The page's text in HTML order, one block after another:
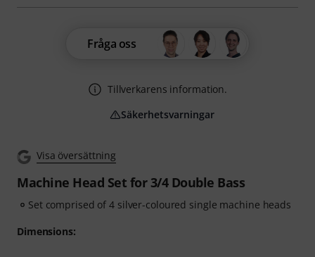
Visa översättning
Machine Head Set for 3/4 Double Bass
Set comprised of 4 silver-coloured single machine heads
Dimensions:
Fråga oss
Tillverkarens information.
Säkerhetsvarningar